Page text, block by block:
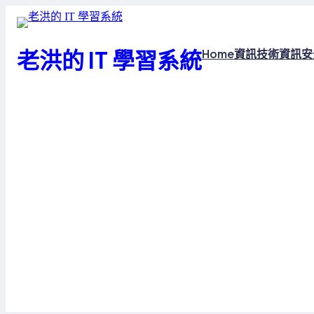
老洪的 IT 學習系統Home資訊技術資訊